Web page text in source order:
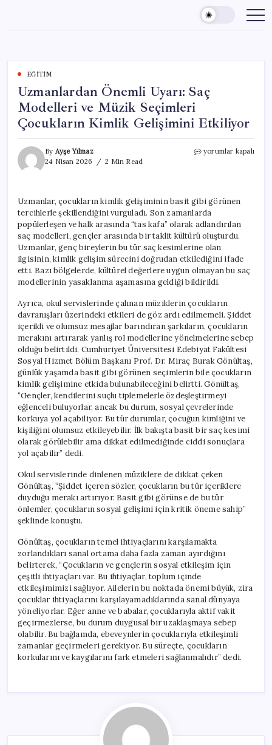
content
EĞITIM
Uzmanlardan Önemli Uyarı: Saç
Modelleri ve Müzik Seçimleri
Çocukların Kimlik Gelişimini Etkiliyor
By Ayşe Yılmaz
24 Nisan 2026
2 Min Read
Uzmanlardan
ve
Müzik
Seçimleri
Çocukların
Kimlik
Gelişimini
Etkiliyor
için
yorumlar kapalı
Uzmanlar, çocukların kimlik gelişiminin basit gibi görünen
tercihlerle şekillendiğini vurguladı. Son zamanlarda
popülerleşen ve halk arasında “tas kafa” olarak adlandırılan
saç modelleri, gençler arasında bir taklit kültürü oluşturdu.
Uzmanlar, genç bireylerin bu tür saç kesimlerine olan
ilgisinin, kimlik gelişim sürecini doğrudan etkilediğini ifade
etti. Bazı bölgelerde, kültürel değerlere uygun olmayan bu saç
modellerinin yasaklanma aşamasına geldiği bildirildi.
Ayrıca, okul servislerinde çalınan müziklerin çocukların
davranışları üzerindeki etkileri de göz ardı edilmemeli. Şiddet
içerikli ve olumsuz mesajlar barındıran şarkıların, çocukların
merakını artırarak yanlış rol modellerine yönelmelerine sebep
olduğu belirtildi. Cumhuriyet Üniversitesi Edebiyat Fakültesi
Sosyal Hizmet Bölüm Başkanı Prof. Dr. Miraç Burak Gönültaş,
günlük yaşamda basit gibi görünen seçimlerin bile çocukların
kimlik gelişimine etkida bulunabileceğini belirtti. Gönültaş,
“Gençler, kendilerini suçlu tiplemelerle özdeşleştirmeyi
eğlenceli buluyorlar, ancak bu durum, sosyal çevrelerinde
korkuya yol açabiliyor. Bu tür durumlar, çocuğun kimliğini ve
kişiliğini olumsuz etkileyebilir. İlk bakışta basit bir saç kesimi
olarak görülebilir ama dikkat edilmediğinde ciddi sonuçlara
yol açabilir” dedi.
Okul servislerinde dinlenen müziklere de dikkat çeken
Gönültaş, “Şiddet içeren sözler, çocukların bu tür içeriklere
duyduğu merakı artırıyor. Basit gibi görünse de bu tür
önlemler, çocukların sosyal gelişimi için kritik öneme sahip”
şeklinde konuştu.
Gönültaş, çocukların temel ihtiyaçlarını karşılamakta
zorlandıkları sanal ortama daha fazla zaman ayırdığını
belirterek, “Çocukların ve gençlerin sosyal etkileşim için
çeşitli ihtiyaçları var. Bu ihtiyaçlar, toplum içinde
etkileşimimizi sağlıyor. Ailelerin bu noktada önemi büyük, zira
çocuklar ihtiyaçlarını karşılayamadıklarında sanal dünyaya
yöneliyorlar. Eğer anne ve babalar, çocuklarıyla aktif vakit
geçirmezlerse, bu durum duygusal bir uzaklaşmaya sebep
olabilir. Bu bağlamda, ebeveynlerin çocuklarıyla etkileşimli
zamanlar geçirmeleri gerekiyor. Bu süreçte, çocukların
korkularını ve kaygılarını fark etmeleri sağlanmalıdır” dedi.